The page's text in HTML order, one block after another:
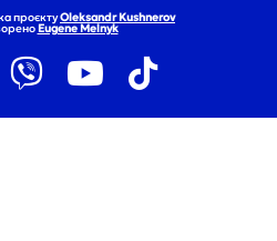
проєктуOleksandr Kushnerov
Eugene Melnyk